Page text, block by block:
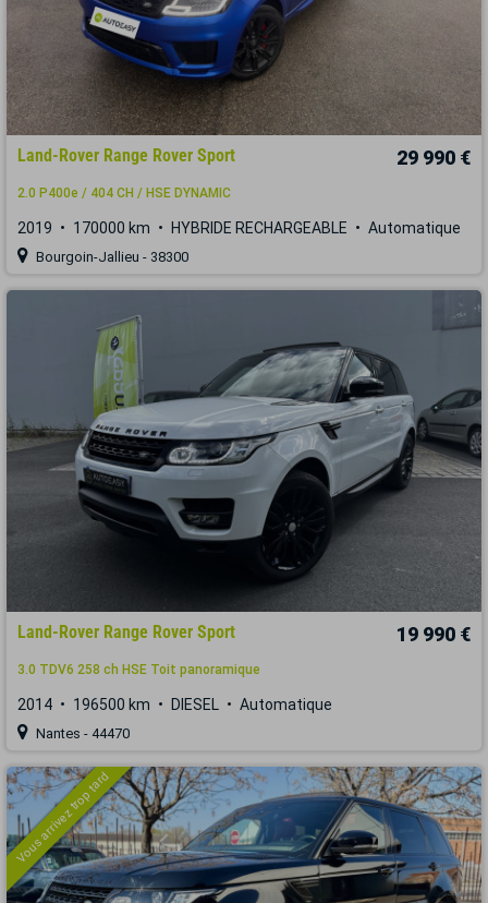
Land-Rover Range Rover Sport 29 990 €
2.0 P400e / 404 CH / HSE DYNAMIC
2019 170000 km HYBRIDE RECHARGEABLE Automatique
Bourgoin-Jallieu - 38300
Land-Rover Range Rover Sport 19 990 €
3.0 TDV6 258 ch HSE Toit panoramique
2014 196500 km DIESEL Automatique
Nantes - 44470
Vous arrivez trop tard